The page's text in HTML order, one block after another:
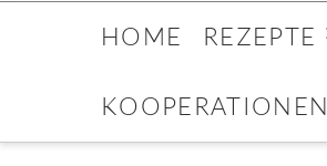
HOME REZEPTE
KOOPERATIONEN